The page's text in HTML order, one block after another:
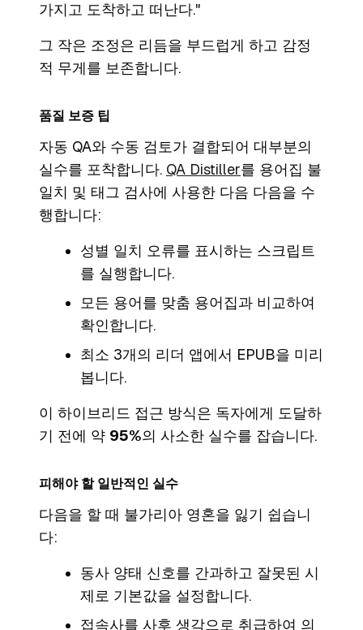
가지고 도착하고 떠난다."
그 작은 조정은 리듬을 부드럽게 하고 감정
적 무게를 보존합니다.
품질 보증 팁
자동 QA와 수동 검토가 결합되어 대부분의
실수를 포착합니다. QA Distiller를 용어집 불
일치 및 태그 검사에 사용한 다음 다음을 수
행합니다:
성별 일치 오류를 표시하는 스크립트
를 실행합니다.
모든 용어를 맞춤 용어집과 비교하여
확인합니다.
최소 3개의 리더 앱에서 EPUB을 미리
봅니다.
이 하이브리드 접근 방식은 독자에게 도달하
기 전에 약 95%의 사소한 실수를 잡습니다.
피해야 할 일반적인 실수
다음을 할 때 불가리아 영혼을 잃기 쉽습니
다:
동사 양태 신호를 간과하고 잘못된 시
제로 기본값을 설정합니다.
접속사를 사후 생각으로 취급하여 의